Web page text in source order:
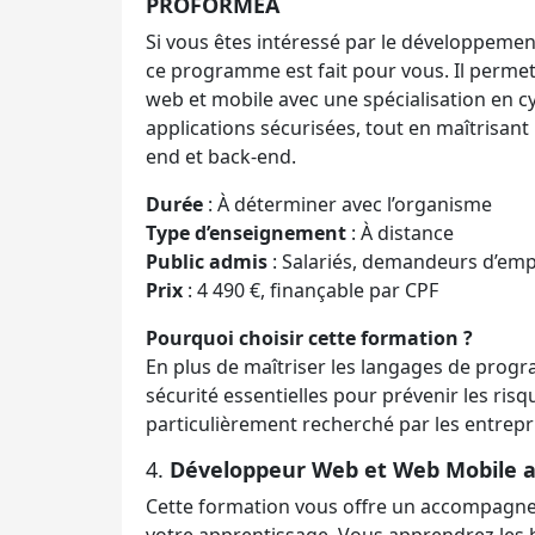
Si vous êtes intéressé par le
ce programme est fait pour vous. Il
web et mobile avec une spécialisation en
applications sécurisées, tout en
end et back-end.
Durée : À déterminer avec l’organisme
Type d’enseignement : À distance
Public admis : Salariés, demandeurs
Prix : 4 490 €, finançable par CPF
Pourquoi choisir cette formation ?
En plus de maîtriser les langages de
sécurité essentielles pour prévenir les
particulièrement recherché par les
4. Développeur Web et Web Mobile
Cette formation vous offre un